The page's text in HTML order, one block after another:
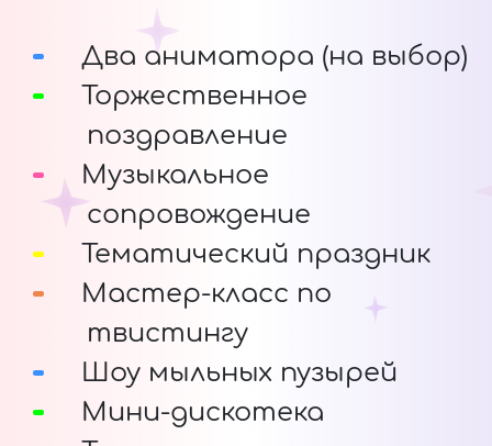
Два аниматора (на выбор)
Торжественное
поздравление
Музыкальное
сопровождение
Тематический праздник
Мастер-класс по
твистингу
Шоу мыльных пузырей
Мини-дискотека